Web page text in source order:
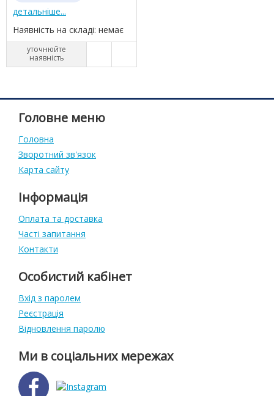
детальніше...
Наявність на складі: немає
уточнюйте
наявність
Головне меню
Головна
Зворотний зв'язок
Карта сайту
Інформація
Оплата та доставка
Часті запитання
Контакти
Особистий кабінет
Вхід з паролем
Реєстрація
Відновлення паролю
Ми в соціальних мережах